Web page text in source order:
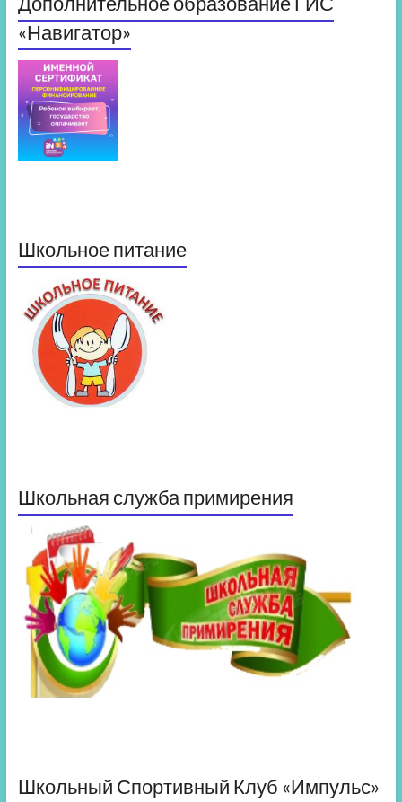
«Навигатор»
Школьное питание
Школьная служба примирения
Школьный Спортивный Клуб «Импульс»